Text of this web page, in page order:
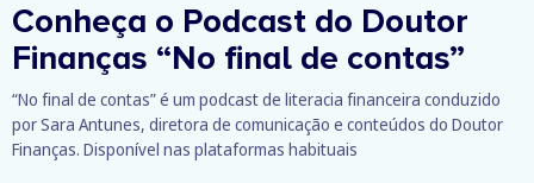
Conheça o Podcast do Doutor
Finanças “No final de contas”
“No final de contas” é um podcast de literacia financeira conduzido
por Sara Antunes, diretora de comunicação e conteúdos do Doutor
Finanças. Disponível nas plataformas habituais